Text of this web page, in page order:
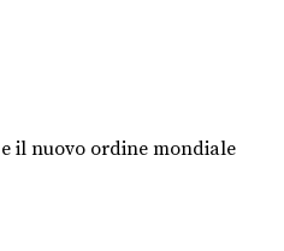
il nuovo ordine mondiale